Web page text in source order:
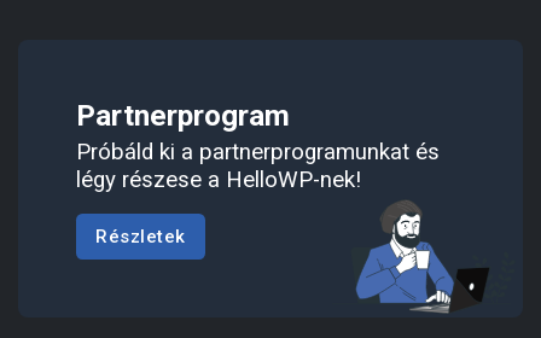
Partnerprogram
Próbáld ki a partnerprogramunkat és
légy részese a HelloWP-nek!
Részletek